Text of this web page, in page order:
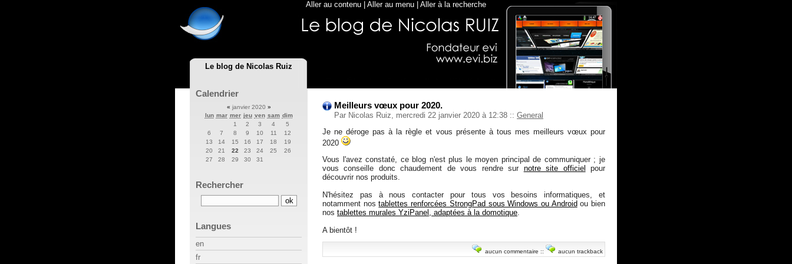
Le blog de Nicolas Ruiz
Aller au contenu Aller au menu Aller à la recherche
Meilleurs vœux pour 2020.
Par Nicolas Ruiz, mercredi 22 janvier 2020 à 12:38 :: General
Je ne déroge pas à la règle et vous présente à tous mes meilleurs vœux pour
2020
Vous l'avez constaté, ce blog n'est plus le moyen principal de communiquer ; je
vous conseille donc chaudement de vous rendre sur notre site officiel pour
découvrir nos produits.
N'hésitez pas à nous contacter pour tous vos besoins informatiques, et
notamment nostablettes renforcées StrongPad sous Windows ou Androidou bien
nos tablettes murales YziPanel, adaptées à la domotique
A bientôt !
aucun commentaire :: aucun trackback
Calendrier
« janvier 2020 »
lun mar mer jeu ven sam dim
1
2 3 4
5
6
7 8 9 10 11
12
13
14 15 16 17 18
19
20
21 22 23 24 25
26
27
28 29 30 31
Rechercher
Langues
en
fr